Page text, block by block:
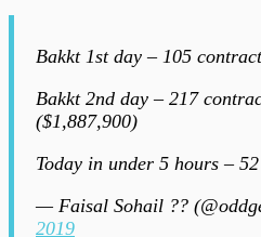
Bakkt 1st day – 105
Bakkt 2nd day – 217
($1,887,900)
Today in under 5 hours –
— Faisal Sohail ?️?
2019